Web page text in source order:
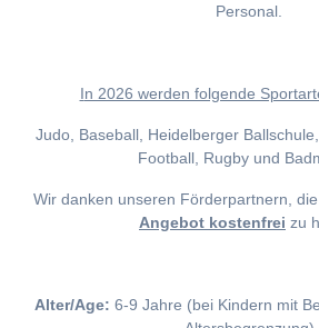
Personal.
In 2026 werden folgende
Judo, Baseball, Heidelberger
Football, Rugby und
Wir danken unseren Förderpartnern,
Angebot kostenfrei zu
Alter/Age: 6-9 Jahre (bei Kindern mit